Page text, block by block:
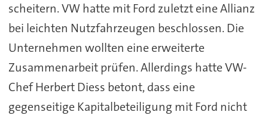
scheitern. VW hatte mit Ford zuletzt eine Allianz
bei leichten Nutzfahrzeugen beschlossen. Die
Unternehmen wollten eine erweiterte
Zusammenarbeit prüfen. Allerdings hatte VW-
Chef Herbert Diess betont, dass eine
gegenseitige Kapitalbeteiligung mit Ford nicht